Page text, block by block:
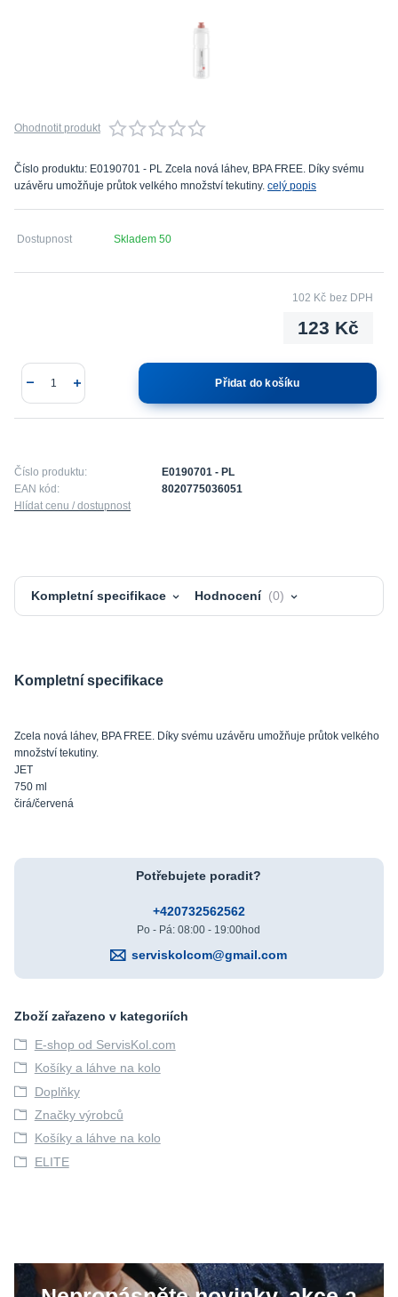
Ohodnotit produkt
Číslo produktu: E0190701 - PL Zcela nová láhev, BPA FREE. Díky svému
uzávěru umožňuje průtok velkého množství tekutiny. celý popis
Dostupnost Skladem 50
123 Kč
102 Kč bez DPH
Přidat do košíku
Číslo produktu:
E0190701 - PL
EAN kód:
8020775036051
Hlídat cenu / dostupnost
Kompletní specifikace Hodnocení 0
Kompletní specifikace
Zcela nová láhev, BPA FREE. Díky svému uzávěru umožňuje průtok velkého
množství tekutiny.
JET
750 ml
čirá/červená
Potřebujete poradit?
+420732562562
Po - Pá: 08:00 - 19:00hod
serviskolcom@gmail.com
Zboží zařazeno v kategoriích
E-shop od ServisKol.com
Košíky a láhve na kolo
Doplňky
Značky výrobců
Košíky a láhve na kolo
ELITE